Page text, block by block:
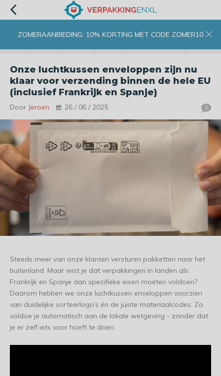
ZOMERAANBIEDING: 10% KORTING MET CODE ZOMER10
Onze luchtkussen enveloppen zijn nu
klaar voor verzending binnen de hele EU
(inclusief Frankrijk en Spanje)
Door Jeroen 26 / 06 / 2025 0
Steeds meer van onze klanten versturen pakketten naar het
buitenland. Maar wist je dat verpakkingen in landen als
Frankrijk en Spanje aan specifieke eisen moeten voldoen?
Daarom hebben we onze luchtkussen enveloppen voorzien
van duidelijke sorteerlogo’s én de juiste materiaalcodes. Zo
voldoe je automatisch aan de lokale wetgeving - zonder dat
je er zelf iets voor hoeft te doen.